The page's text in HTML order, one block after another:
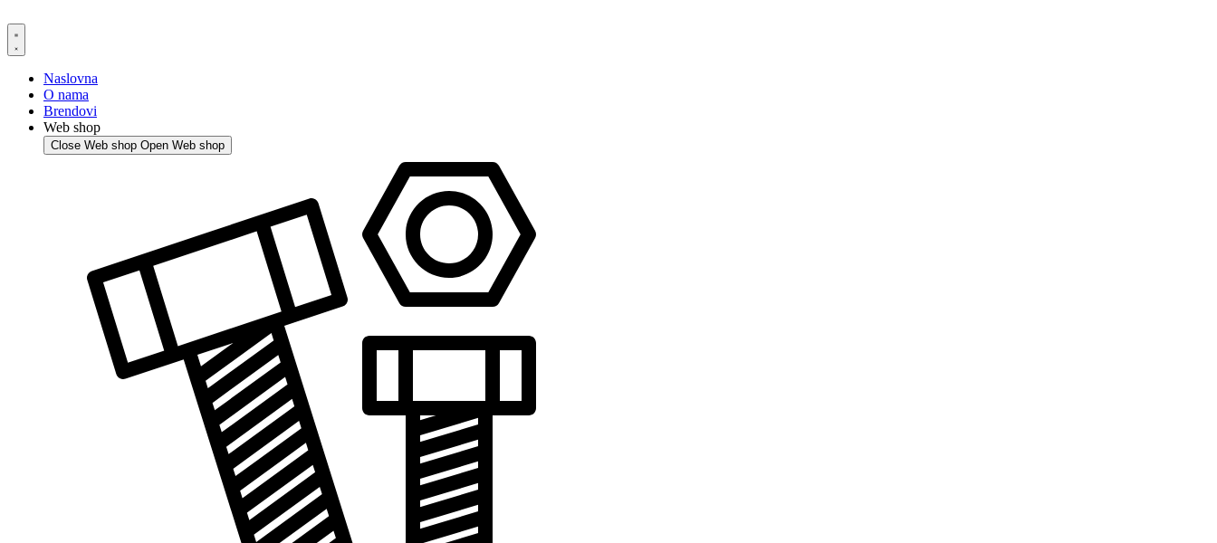
to
content
Naslovna
O nama
Brendovi
Web shop
Close Web shop Open Web shop